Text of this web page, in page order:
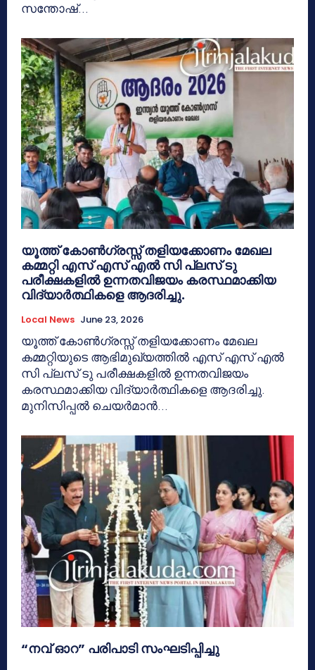
സന്തോഷ്...
യൂത്ത് കോൺഗ്രസ്സ് തളിയക്കോണം മേഖല
കമ്മറ്റി എസ് എസ് എൽ സി പ്ലസ് ടു
പരീക്ഷകളിൽ ഉന്നതവിജയം കരസ്ഥമാക്കിയ
വിദ്യാർത്ഥികളെ ആദരിച്ചു.
Local News June 23, 2026
യൂത്ത് കോൺഗ്രസ്സ് തളിയക്കോണം മേഖല
കമ്മറ്റിയുടെ ആഭിമുഖ്യത്തിൽ എസ് എസ് എൽ
സി പ്ലസ് ടു പരീക്ഷകളിൽ ഉന്നതവിജയം
കരസ്ഥമാക്കിയ വിദ്യാർത്ഥികളെ ആദരിച്ചു.
മുനിസിപ്പൽ ചെയർമാൻ...
“നവ് ഓറ” പരിപാടി സംഘടിപ്പിച്ചു